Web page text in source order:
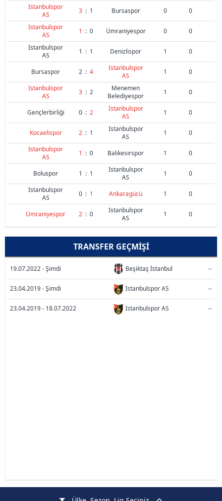
Istanbulspor
AS
3 : 1 Bursaspor 0
0
Istanbulspor
AS
1 : 0 Ümraniyespor 0
0
Istanbulspor
AS
1 : 1 Denizlispor 1 0
Bursaspor 2 : 4
Istanbulspor
AS
1
0
Istanbulspor
AS
3 : 2
Menemen
Belediyespor
1 0
Gençlerbirliği 0 : 2
Istanbulspor
AS
1 0
Kocaelispor 2 : 1
Istanbulspor
AS
1
0
Istanbulspor
AS
1 : 0 Balıkesirspor 1 0
Boluspor 1 : 1
Istanbulspor
AS
1
0
Istanbulspor
AS
0 : 1 Ankaragücü 1 0
Ümraniyespor 2 : 0
Istanbulspor
AS
1 0
TRANSFER GEÇMIŞI
19.07.2022 - Şimdi Beşiktaş İstanbul --
23.04.2019 - Şimdi Istanbulspor AS --
23.04.2019 - 18.07.2022 Istanbulspor AS --